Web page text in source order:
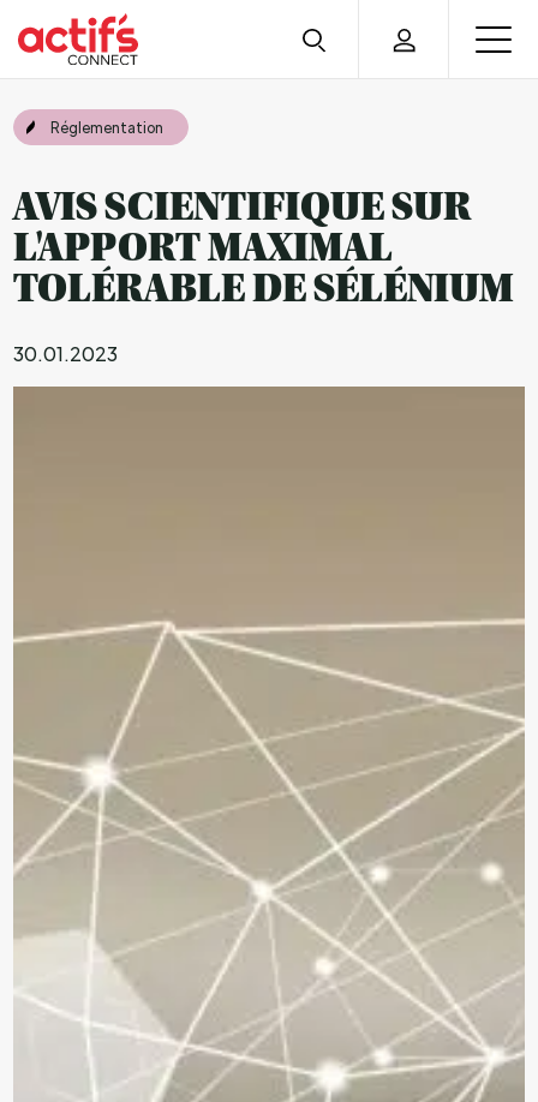
Réglementation
AVIS SCIENTIFIQUE SUR
L'APPORT MAXIMAL
TOLÉRABLE DE SÉLÉNIUM
30.01.2023